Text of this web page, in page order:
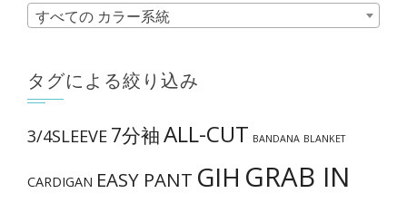
商
ー
か
選
すべての カラー系統
タグによる絞り込み
3/4SLEEVE 7分袖ALL-CUT BANDANA BLANKET
CARDIGAN EASY PANT GIH GRAB IN